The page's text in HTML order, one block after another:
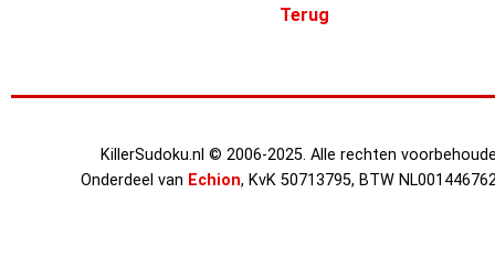
Terug
KillerSudoku.nl © 2006-2025. Alle rechten
Onderdeel van Echion, KvK 50713795, BTW